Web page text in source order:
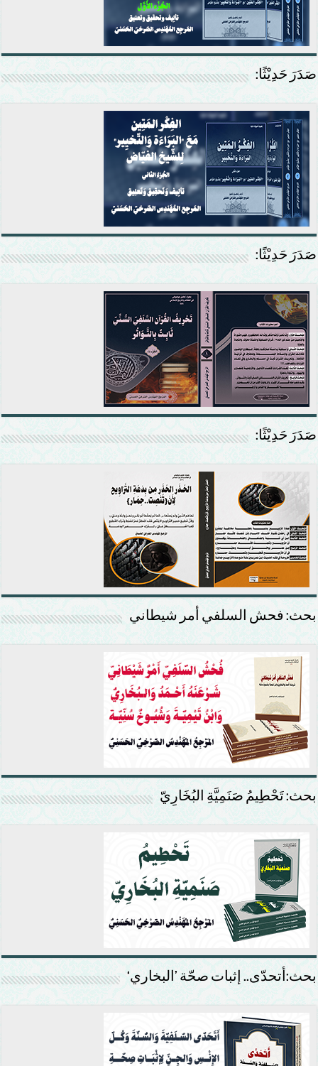
صَدَرَ حَدِيْثًا:
صَدَرَ حَدِيْثًا:
صَدَرَ حَدِيْثًا:
بحث: فحش السلفي أمر شيطاني
بحث: تَحْطِيمُ صَنَمِيَّةِ البُخَارِيّ
بحث:أتحدّى.. إثبات صحّة ’البخاري‘